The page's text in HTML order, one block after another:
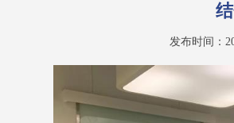
发布时间：